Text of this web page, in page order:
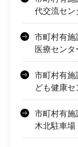
代交流セン
市町村有
医療センタ
市町村有
ども健康セ
市町村有
木北駐車場